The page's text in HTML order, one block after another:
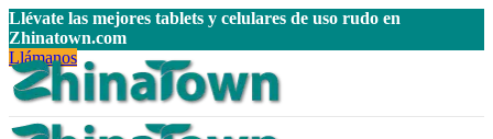
Llévate las mejores tablets y celulares de uso rudo en
Zhinatown.com
Llámanos